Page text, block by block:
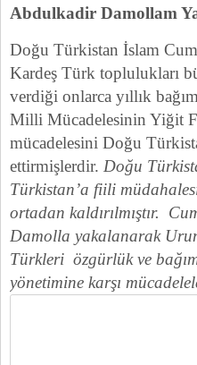
Abdulkadir Damollam
Doğu Türkistan İslam
Kardeş Türk toplulukları
verdiği onlarca yıllık
Milli Mücadelesinin Yiğit
mücadelesini Doğu
ettirmişlerdir. Doğu
Türkistan’a fiili
ortadan kaldırılmıştır.
Damolla yakalanarak
Türkleri özgürlük ve
yönetimine karşı